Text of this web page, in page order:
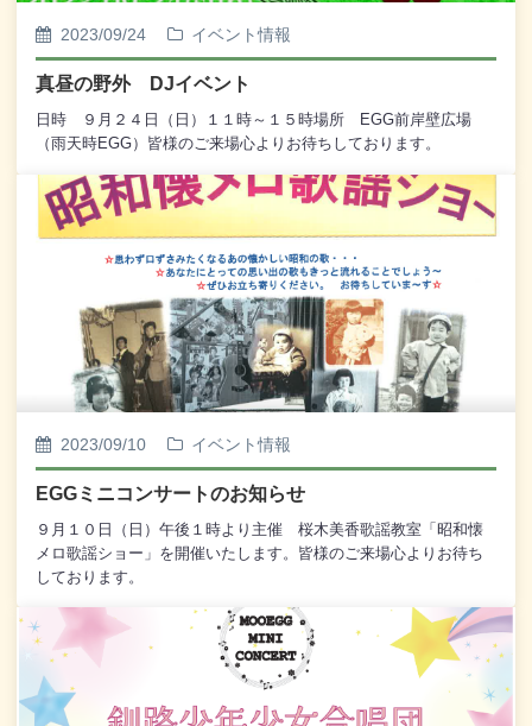
2023/09/24 イベント情報
真昼の野外 DJイベント
日時 ９月２４日（日）１１時～１５時場所 EGG前岸壁広場
（雨天時EGG）皆様のご来場心よりお待ちしております。
2023/09/10 イベント情報
EGGミニコンサートのお知らせ
９月１０日（日）午後１時より主催 桜木美香歌謡教室「昭和懐
メロ歌謡ショー」を開催いたします。皆様のご来場心よりお待ち
しております。